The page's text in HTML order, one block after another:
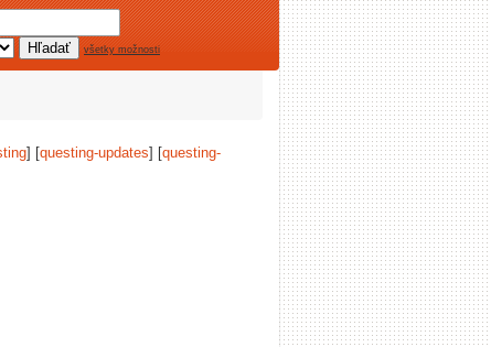
všetky možnosti
] [questing-updates] [questing-